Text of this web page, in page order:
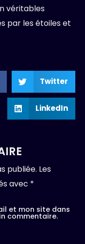
véritables
par les étoiles et
Twitter
LinkedIn
publiée. Les
avec *
et mon site dans
commentaire.